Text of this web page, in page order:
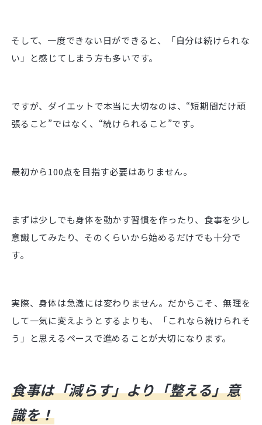
そして、一度できない日ができると、「自分は続けられな
い」と感じてしまう方も多いです。
ですが、ダイエットで本当に大切なのは、“短期間だけ頑
張ること”ではなく、“続けられること”です。
最初から100点を目指す必要はありません。
まずは少しでも身体を動かす習慣を作ったり、食事を少し
意識してみたり、そのくらいから始めるだけでも十分で
す。
実際、身体は急激には変わりません。だからこそ、無理を
して一気に変えようとするよりも、「これなら続けられそ
う」と思えるペースで進めることが大切になります。
食事は「減らす」より「整える」意
識を！